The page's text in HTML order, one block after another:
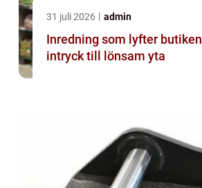
31 juli 2026 admin
Inredning som lyfter butiken från första
intryck till lönsam yta